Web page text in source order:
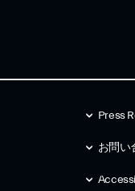
Press
お問い